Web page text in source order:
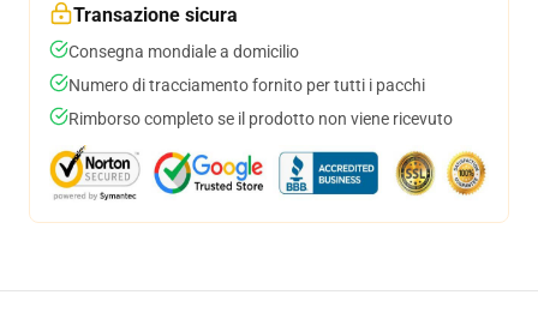
Transazione sicura
Consegna mondiale a domicilio
Numero di tracciamento fornito per tutti i pacchi
Rimborso completo se il prodotto non viene ricevuto